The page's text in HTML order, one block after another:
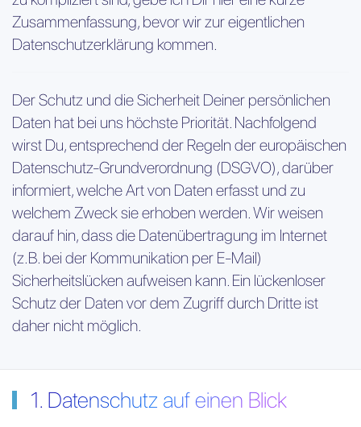
Zusammenfassung, bevor wir zur eigentlichen
Datenschutzerklärung kommen.
Der Schutz und die Sicherheit Deiner persönlichen
Daten hat bei uns höchste Priorität. Nachfolgend
wirst Du, entsprechend der Regeln der europäischen
Datenschutz-Grundverordnung (DSGVO), darüber
informiert, welche Art von Daten erfasst und zu
welchem Zweck sie erhoben werden. Wir weisen
darauf hin, dass die Datenübertragung im Internet
(z.B. bei der Kommunikation per E-Mail)
Sicherheitslücken aufweisen kann. Ein lückenloser
Schutz der Daten vor dem Zugriff durch Dritte ist
daher nicht möglich.
1. Datenschutz auf einen Blick